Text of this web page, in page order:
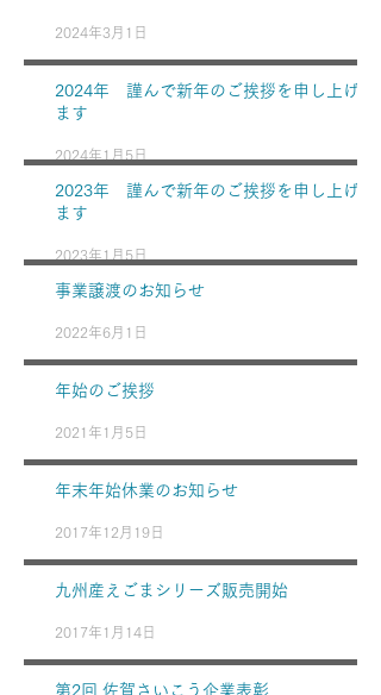
2024年3月1日
2024年 謹んで新年のご挨拶を申し上げ
ます
2024年1月5日
2023年 謹んで新年のご挨拶を申し上げ
ます
2023年1月5日
事業譲渡のお知らせ
2022年6月1日
年始のご挨拶
2021年1月5日
年末年始休業のお知らせ
2017年12月19日
九州産えごまシリーズ販売開始
2017年1月14日
第2回 佐賀さいこう企業表彰